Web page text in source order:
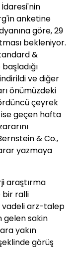
anketine
göre, 29
bekleniyor.
&
ve diğer
önümüzdeki
çeyrek
ise geçen hafta
& Co.,
yazmaya
araştırma
bir ralli
vadeli arz-talep
gelen sakin
yakın
görüş